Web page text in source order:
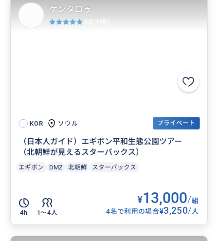
KOR ソウル プライベート
（日本人ガイド）エギボン平和生態公園ツアー
（北朝鮮が見えるスターバックス）
エギボン DMZ 北朝鮮 スターバックス
4h 1〜4人
¥13,000/組
4名で利用の場合¥3,250/人
ケンタロゥ
5.0 (14件)